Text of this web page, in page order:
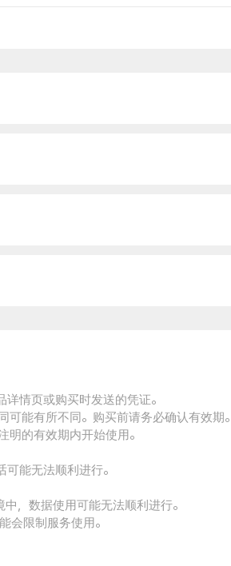
情页或购买时发送的凭证。
能有所不同。购买前请务必确认有效期。
明的有效期内开始使用。
能无法顺利进行。
，数据使用可能无法顺利进行。
会限制服务使用。